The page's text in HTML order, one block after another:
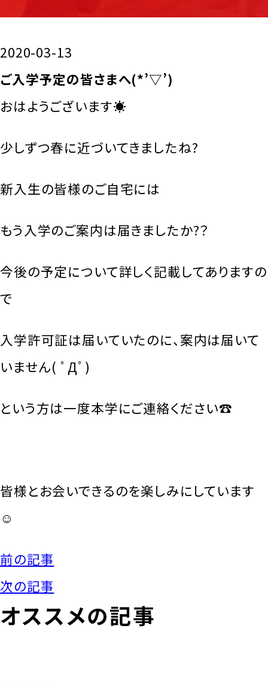
2020-03-13
ご入学予定の皆さまへ(*’▽’)
おはようございます☀
少しずつ春に近づいてきましたね?
新入生の皆様のご自宅には
もう入学のご案内は届きましたか?？
今後の予定について詳しく記載してありますの
で
入学許可証は届いていたのに、案内は届いて
いません( ﾟДﾟ)
という方は一度本学にご連絡ください☎
皆様とお会いできるのを楽しみにしています
☺
前の記事
次の記事
オススメの記事